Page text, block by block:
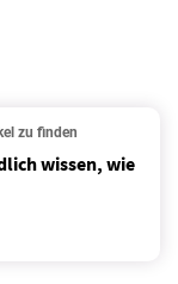
zu finden
wissen, wie